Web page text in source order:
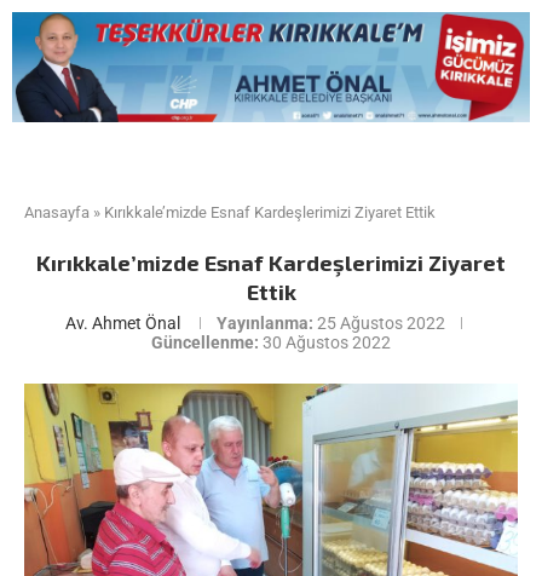
Anasayfa » Kırıkkale’mizde Esnaf Kardeşlerimizi Ziyaret Ettik
Kırıkkale’mizde Esnaf Kardeşlerimizi Ziyaret
Ettik
Av. Ahmet Önal Yayınlanma: 25 Ağustos 2022
Güncellenme: 30 Ağustos 2022